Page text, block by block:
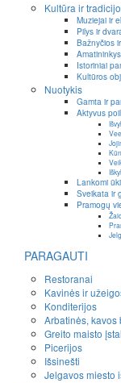
Kultūra ir
Muziejai ir
Pilys ir
Bažnyčios
Istoriniai
Kultūros
Nuotykis
Gamta ir
Aktyvus
Lankomi
Sveikata ir
Pramogų
PARAGAUTI
Restoranai
Kavinės ir
Konditerijos
Arbatinės, kavos
Greito maisto
Picerijos
Išsinešti
Jelgavos miesto